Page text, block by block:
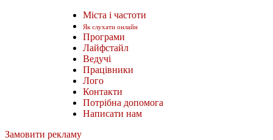
Міста і частоти
Як слухати онлайн
Програми
Лайфстайл
Ведучі
Працівники
Лого
Контакти
Потрібна допомога
Написати нам
Замовити рекламу